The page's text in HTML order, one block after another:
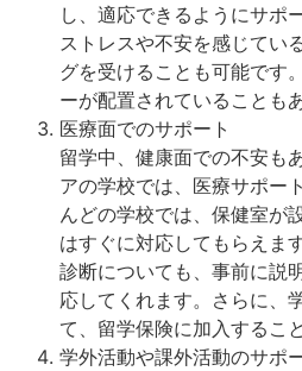
し、適応できるようにサポ
ストレスや不安を感じてい
グを受けることも可能です
ーが配置されていることも
医療面でのサポート
留学中、健康面での不安も
アの学校では、医療サポー
んどの学校では、保健室が
はすぐに対応してもらえま
診断についても、事前に説
応してくれます。さらに、
て、留学保険に加入するこ
学外活動や課外活動のサポ